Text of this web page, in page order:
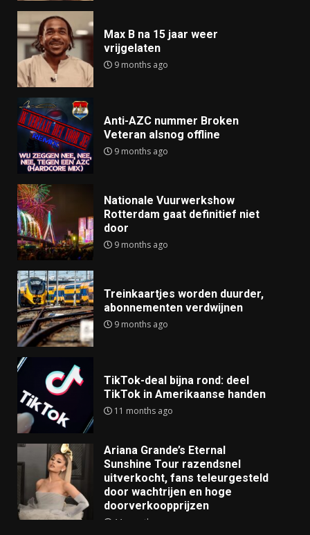
Max B na 15 jaar weer
vrijgelaten
9 months ago
Anti-AZC nummer Broken
Veteran alsnog offline
9 months ago
Nationale Vuurwerkshow
Rotterdam gaat definitief niet
door
9 months ago
Treinkaartjes worden duurder,
abonnementen verdwijnen
9 months ago
TikTok-deal bijna rond: deel
TikTok in Amerikaanse handen
11 months ago
Ariana Grande’s Eternal
Sunshine Tour razendsnel
uitverkocht, fans teleurgesteld
door wachtrijen en hoge
doorverkoopprijzen
11 months ago